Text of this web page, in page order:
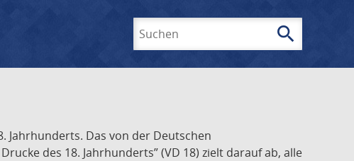
search
Jahrhunderts. Das von der Deutschen
des 18. Jahrhunderts” (VD 18) zielt darauf ab, alle